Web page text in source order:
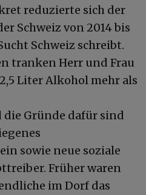
reduzierte sich der
Schweiz von 2014 bis
Schweiz schreibt.
tranken Herr und Frau
Liter Alkohol mehr als
Gründe dafür sind
sowie neue soziale
Früher waren
im Dorf das